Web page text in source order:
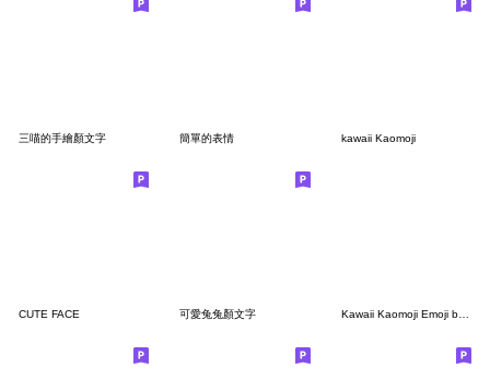
三喵的手繪顏文字 簡單的表情 kawaii Kaomoji
CUTE FACE 可愛兔兔顏文字 Kawaii Kaomoji Emoji basic ver